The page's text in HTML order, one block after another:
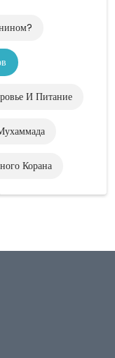
И Питание
Корана